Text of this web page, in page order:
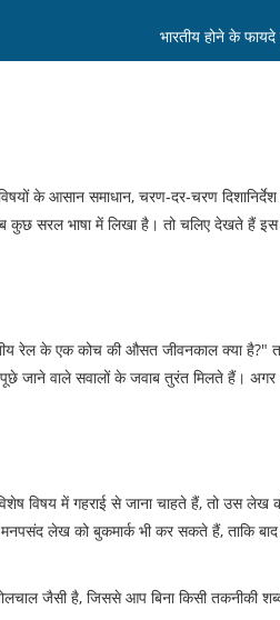
भारतीय होने के
के आसान समाधान, चरण‑दर‑चरण
कुछ सरल भाषा में लिखा है। तो चलिए देखते हैं
रेल के एक कोच की औसत जीवनकाल क्या
जाने वाले सवालों के जवाब तुरंत मिलते हैं।
विषय में गहराई से जाना चाहते हैं, तो उस लेख
लेख को बुकमार्क भी कर सकते हैं, ताकि
जैसी है, जिससे आप बिना किसी तकनीकी